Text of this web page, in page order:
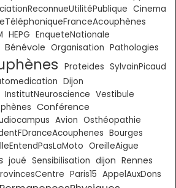
Cinema
HEPG EnqueteNationale
Bénévole Organisation Pathologies
Proteides SylvainPicaud
Dijon
InstitutNeuroscience Vestibule
Conférence
Avion Osthéopathie
Bourges
OreilleAigue
joué Sensibilisation dijon Rennes
Paris15 AppelAuxDons